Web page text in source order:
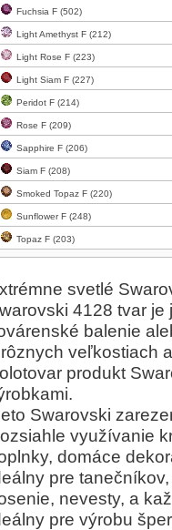
Fuchsia F (502)
Light Amethyst F (212)
Light Rose F (223)
Light Siam F (227)
Peridot F (214)
Rose F (209)
Sapphire F (206)
Siam F (208)
Smoked Topaz F (220)
Sunflower F (248)
Topaz F (203)
svetlé
4128 tvar je
balenie
veľkostiach
produkt
Swarovski
využívanie
domáce
pre
nevesty, a
pre výrobu